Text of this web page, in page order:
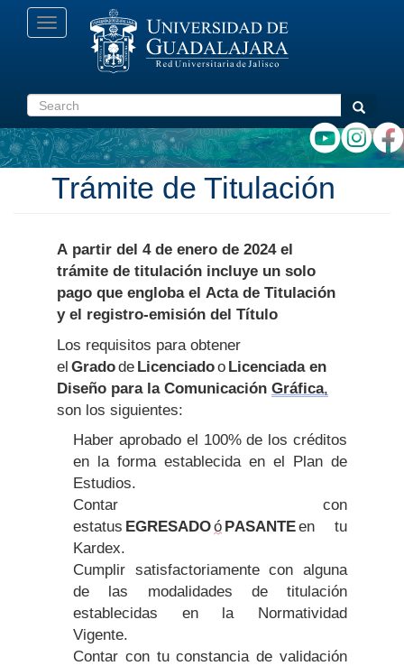
Toggle
navigation
Search Search
Trámite de Titulación
A partir del 4 de enero de 2024 el
trámite de titulación incluye un solo
pago que engloba el Acta de Titulación
y el registro-emisión del Título
Los requisitos para obtener
elGradode Licenciadoo Licenciada en
Diseño para la ComunicaciónGráfica,
son los siguientes:
Haber aprobado el 100% de los créditos
en la forma establecida en el Plan de
Estudios.
Contar con
estatus EGRESADOó PASANTEen tu
Kardex.
Cumplir satisfactoriamente con alguna
de las modalidades de titulación
establecidas en la Normatividad
Vigente.
Contar con tu constancia de validación